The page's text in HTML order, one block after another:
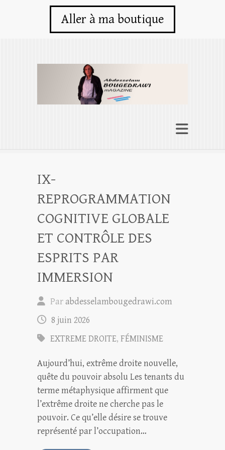
Aller à ma boutique
IX-
REPROGRAMMATION
COGNITIVE GLOBALE
ET CONTRÔLE DES
ESPRITS PAR
IMMERSION
Par abdesselambougedrawi.com
8 juin 2026
EXTREME DROITE, FÉMINISME
Aujourd’hui, extrême droite nouvelle,
quête du pouvoir absolu Les tenants du
terme métaphysique affirment que
l’extrême droite ne cherche pas le
pouvoir. Ce qu’elle désire se trouve
représenté par l’occupation…